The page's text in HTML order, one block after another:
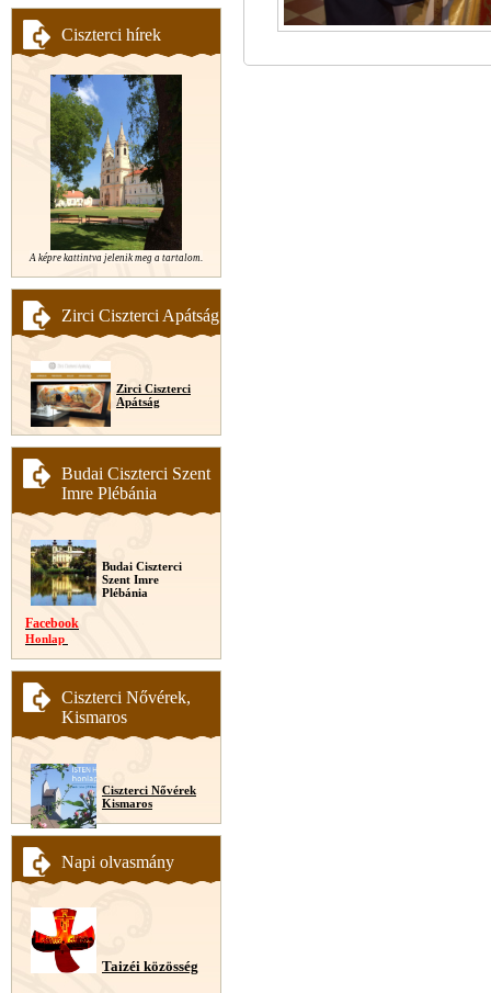
Ciszterci hírek
A képre kattintva jelenik meg a tartalom.
Zirci Ciszterci Apátság
Zirci Ciszterci
Apátság
Budai Ciszterci Szent
Imre Plébánia
Budai Ciszterci
Szent Imre
Plébánia
Facebook
Honlap
Ciszterci Nővérek,
Kismaros
Ciszterci Nővérek
Kismaros
Napi olvasmány
Taizéi közösség